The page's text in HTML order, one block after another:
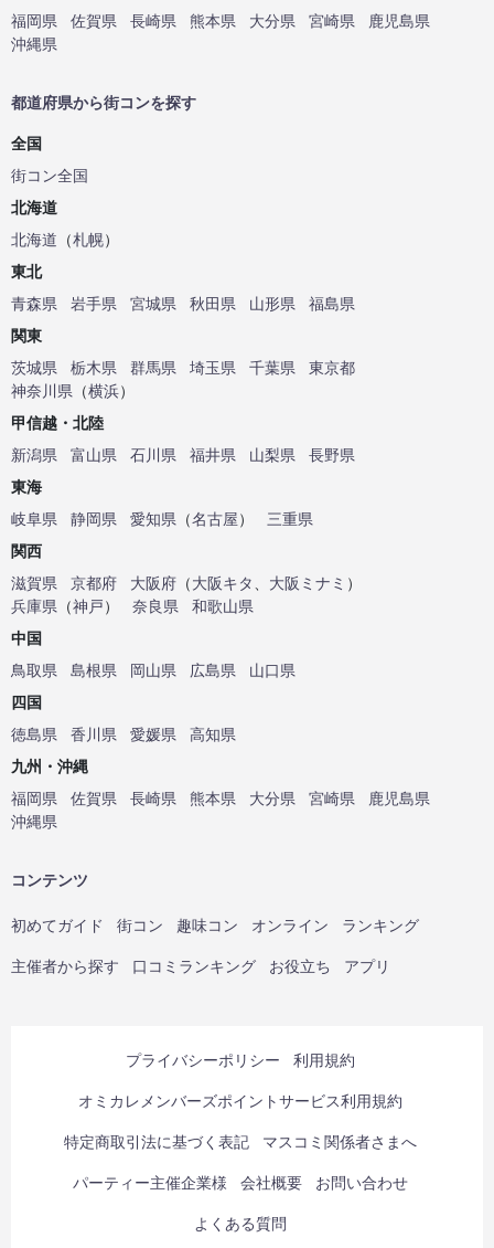
福岡県
佐賀県 長崎県 熊本県 大分県 宮崎県
鹿児島県
沖縄県
都道府県から街コンを探す
全国
街コン全国
北海道
北海道 （札幌）
東北
青森県
岩手県 宮城県 秋田県 山形県
福島県
関東
茨城県
栃木県 群馬県 埼玉県 千葉県
東京都
神奈川県 （横浜）
甲信越・北陸
新潟県
富山県 石川県 福井県 山梨県
長野県
東海
岐阜県
静岡県 愛知県 （名古屋）
三重県
関西
滋賀県
京都府 大阪府 （大阪キタ、 大阪ミナミ ）
兵庫県 （神戸） 奈良県
和歌山県
中国
鳥取県
島根県 岡山県 広島県
山口県
四国
徳島県
香川県 愛媛県
高知県
九州・沖縄
福岡県
佐賀県 長崎県 熊本県 大分県 宮崎県
鹿児島県
沖縄県
コンテンツ
初めてガイド 街コン 趣味コン オンライン ランキング
主催者から探す 口コミランキング お役立ち アプリ
プライバシーポリシー 利用規約
オミカレメンバーズポイントサービス利用規約
特定商取引法に基づく表記 マスコミ関係者さまへ
パーティー主催企業様 会社概要 お問い合わせ
よくある質問